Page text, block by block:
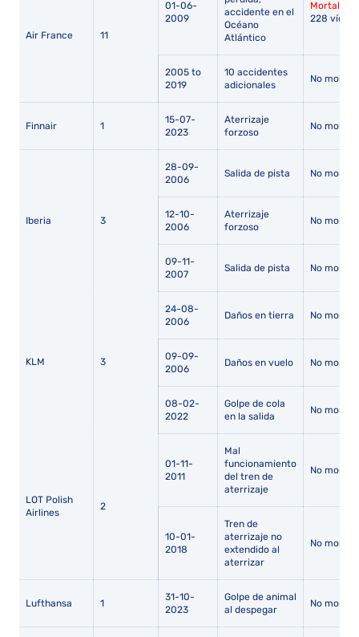
Air France 11
01-06-
2009
accidente en el
Océano
Atlántico
Mortal
228
2005 to
2019
10 accidentes
adicionales
No mortal
Finnair 1
15-07-
2023
Aterrizaje
forzoso
No mortal
Iberia 3
28-09-
2006
Salida de pista No mortal
12-10-
2006
Aterrizaje
forzoso
No mortal
09-11-
2007
Salida de pista No mortal
KLM 3
24-08-
2006
Daños en tierra No mortal
09-09-
2006
Daños en vuelo No mortal
08-02-
2022
Golpe de cola
en la salida
No mortal
LOT Polish
Airlines
2
01-11-
2011
Mal
funcionamiento
del tren de
aterrizaje
No mortal
10-01-
2018
Tren de
aterrizaje no
extendido al
aterrizar
No mortal
Lufthansa 1
31-10-
2023
Golpe de animal
al despegar
No mortal